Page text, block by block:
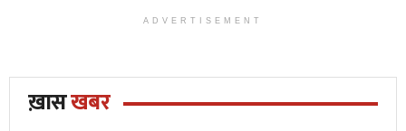
ADVERTISEMENT
ख़ासखबर